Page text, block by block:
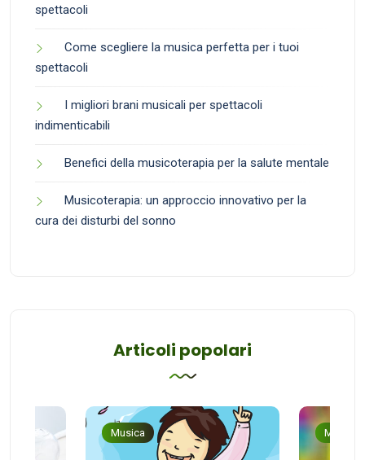
spettacoli
Come scegliere la musica perfetta per i tuoi
spettacoli
I migliori brani musicali per spettacoli
indimenticabili
Benefici della musicoterapia per la salute mentale
Musicoterapia: un approccio innovativo per la
cura dei disturbi del sonno
Articoli popolari
Musica Musica